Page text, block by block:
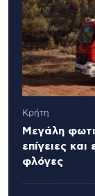
Κρήτη
Μεγάλη
επίγειες
φλόγες